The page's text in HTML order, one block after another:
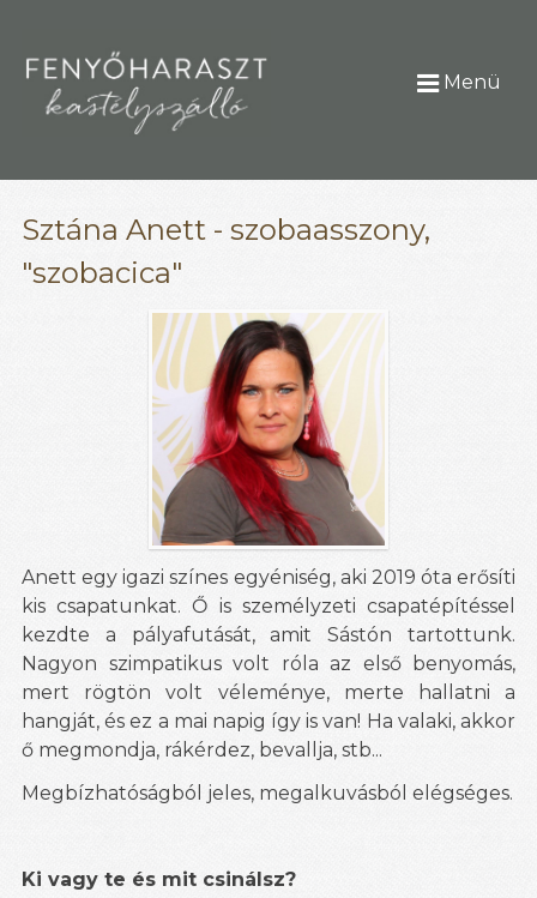
Menü
Sztána Anett - szobaasszony,
"szobacica"
Anett egy igazi színes egyéniség, aki 2019 óta erősíti
kis csapatunkat. Ő is személyzeti csapatépítéssel
kezdte a pályafutását, amit Sástón tartottunk.
Nagyon szimpatikus volt róla az első benyomás,
mert rögtön volt véleménye, merte hallatni a
hangját, és ez a mai napig így is van! Ha valaki, akkor
ő megmondja, rákérdez, bevallja, stb...
Megbízhatóságból jeles, megalkuvásból elégséges.
Ki vagy te és mit csinálsz?